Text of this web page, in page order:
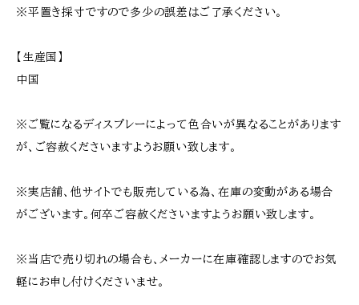
※平置き採寸ですので多少の誤差はご了承ください。
【生産国】
中国
※ご覧になるディスプレーによって色合いが異なることがあります
が、ご容赦くださいますようお願い致します。
※実店舗、他サイトでも販売している為、在庫の変動がある場合
がございます。何卒ご容赦くださいますようお願い致します。
※当店で売り切れの場合も、メーカーに在庫確認しますのでお気
軽にお申し付けくださいませ。